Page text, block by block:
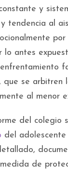
y
tendencia al
lo antes
que se arbitren
al menor
del colegio
del
de